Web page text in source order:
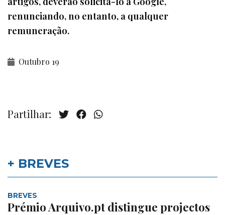
renunciando, no entanto, a qualquer
remuneração.
Outubro 19
Partilhar:
+ BREVES
BREVES
Prémio Arquivo.pt distingue projectos